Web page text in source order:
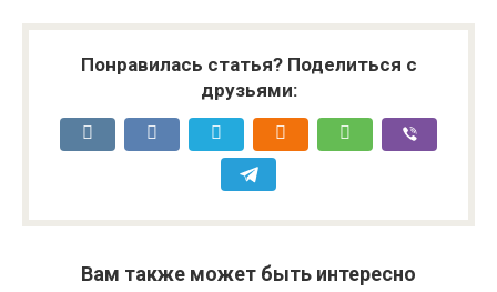
Понравилась статья? Поделиться с
друзьями:
Вам также может быть интересно